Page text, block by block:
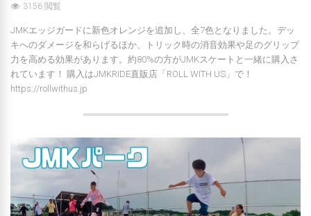
3156 閲覧
JMKエッジガードに新色オレンジを追加し、全7色となりました。デッ
キへのダメージを和らげるほか、トリック時の消音効果や足のグリップ
力を高める効果があります。約80%の方がJMKスケートと一緒に購入さ
れています！ 購入はJMKRIDE直販店「ROLL WITH US」で！
https://rollwithus.jp